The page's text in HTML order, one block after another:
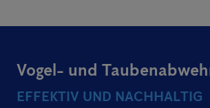
Vogel- und
EFFEKTIV UND NACHHALTIG